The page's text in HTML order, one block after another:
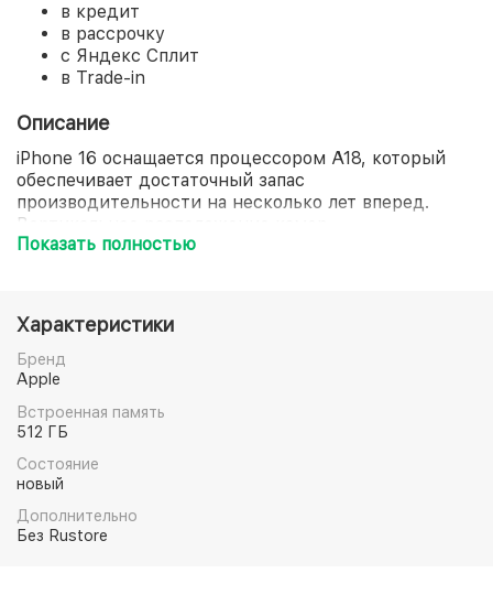
в кредит
в рассрочку
с Яндекс Сплит
в Trade-in
Описание
iPhone 16 оснащается процессором A18, который
обеспечивает достаточный запас
производительности на несколько лет вперед.
Вертикальное расположение камер
оптимизировано для съемки пространственного
с другой техникой Apple.
Показать полностью
Характеристики
Бренд
Apple
Встроенная память
512 ГБ
Состояние
новый
Дополнительно
Без Rustore